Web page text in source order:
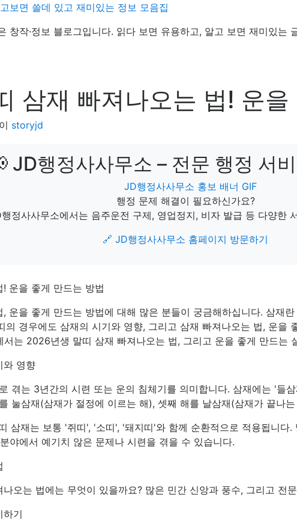
보면 쓸데 있고 재미있는 정보 모음집
창작·정보 블로그입니다. 읽다 보면 유용하고, 알고 보면 재미있는
삼재 빠져나오는 법! 운을
storyjd
JD행정사사무소 – 전문 행정 서
행정 문제 해결이 필요하신가요?
정사사무소에서는 음주운전 구제, 영업정지, 비자 발급 등 다양한
🔗 JD행정사사무소 홈페이지 방문하기
운을 좋게 만드는 방법
운을 좋게 만드는 방법에 대해 많은 분들이 궁금해하십니다. 삼재
경우에도 삼재의 시기와 영향, 그리고 삼재 빠져나오는 법, 운을
는 2026년생 말띠 삼재 빠져나오는 법, 그리고 운을 좋게 만드는
와 영향
겪는 3년간의 시련 또는 운의 침체기를 의미합니다. 삼재에는 '들
눌삼재(삼재가 절정에 이르는 해), 셋째 해를 날삼재(삼재가 끝나
삼재는 보통 '쥐띠', '소띠', '돼지띠'와 함께 순환적으로 적용됩니다
야에서 예기치 않은 문제나 시련을 겪을 수 있습니다.
오는 법에는 무엇이 있을까요? 많은 민간 신앙과 풍수, 그리고 전
하기